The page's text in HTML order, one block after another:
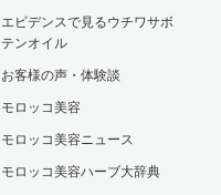
エビデンスで見るウチワサボ
テンオイル
お客様の声・体験談
モロッコ美容
モロッコ美容ニュース
モロッコ美容ハーブ大辞典